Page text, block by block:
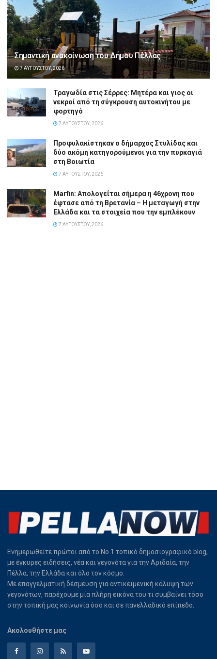
Σημαντική ανακοίνωση του Δήμου Πέλλας
7 ΑΥΓΟΎΣΤΟΥ, 2026
Τραγωδία στις Σέρρες: Μητέρα και γιος οι
νεκροί από τη σύγκρουση αυτοκινήτου με
φορτηγό
7 ΑΥΓΟΎΣΤΟΥ, 2026
Προφυλακίστηκαν ο δήμαρχος Στυλίδας και
δύο ακόμη κατηγορούμενοι για την πυρκαγιά
στη Βοιωτία
7 ΑΥΓΟΎΣΤΟΥ, 2026
Marfin: Απολογείται σήμερα η 46χρονη που
έφτασε από τη Βρετανία – Η μεταγωγή στην
Ελλάδα και τα στοιχεία που την εμπλέκουν
7 ΑΥΓΟΎΣΤΟΥ, 2026
Ενημερωθείτε πρώτοι από το Νο.1 τοπικό δημοσιογραφικό blog,
με έγκυρες ειδήσεις, νέα και γεγονότα για την Αριδαία, την
Πέλλα, την Ελλάδα και όλο τον κόσμο.
Με επαγγελματική δέσμευση για αντικειμενική κάλυψη των
γεγονότων, παρέχουμε μία πλήρη εικόνα του τι συμβαίνει τόσο
στην τοπική μας κοινωνία όσο και σε πανελλαδικό επίπεδο.
Ακολουθήστε μας